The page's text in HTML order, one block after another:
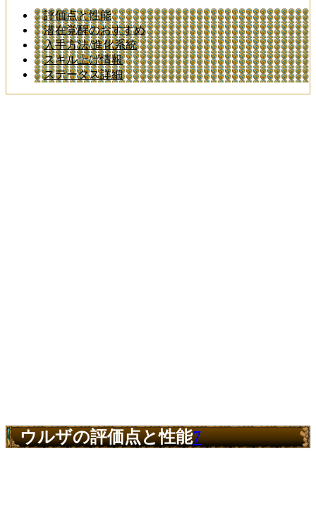
評価点と性能
潜在覚醒のおすすめ
入手方法/進化系統
スキル上げ情報
ステータス詳細
ウルザの評価点と性能7